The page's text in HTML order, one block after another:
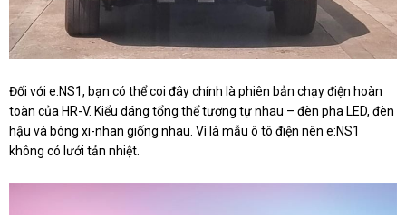
Đối với e:NS1, bạn có thể coi đây chính là phiên bản chạy điện hoàn
toàn của HR-V. Kiểu dáng tổng thể tương tự nhau – đèn pha LED, đèn
hậu và bóng xi-nhan giống nhau. Vì là mẫu ô tô điện nên e:NS1
không có lưới tản nhiệt.